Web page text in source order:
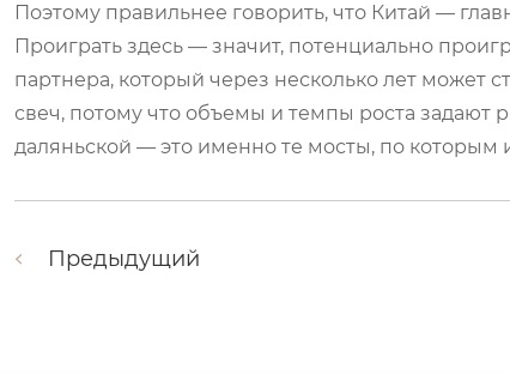
Поэтому правильнее говорить, что Китай —
Проиграть здесь — значит, потенциально
партнера, который через несколько лет может
свеч, потому что объемы и темпы роста
даляньской — это именно те мосты, по
Предыдущий